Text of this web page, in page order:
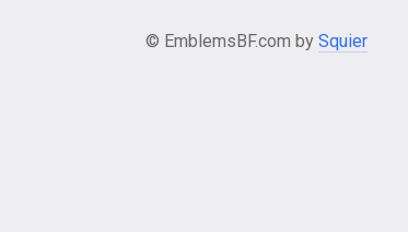
© EmblemsBF.com by Squier